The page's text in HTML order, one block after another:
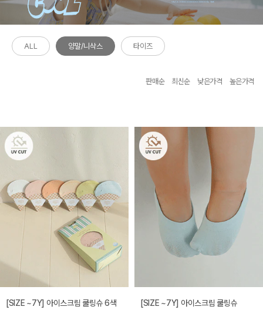
ALL 양말/니삭스 타이즈
판매순 최신순 낮은가격 높은가격
[SIZE ~7Y] 아이스크림 쿨링슈 6색
[SIZE ~7Y] 아이스크림 쿨링슈